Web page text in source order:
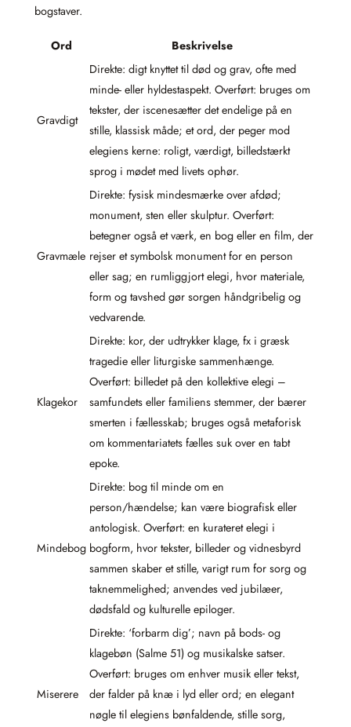
bogstaver.
Ord Beskrivelse
Gravdigt
Direkte: digt knyttet til død og grav, ofte med
minde- eller hyldestaspekt. Overført: bruges om
tekster, der iscenesætter det endelige på en
stille, klassisk måde; et ord, der peger mod
elegiens kerne: roligt, værdigt, billedstærkt
sprog i mødet med livets ophør.
Gravmæle
Direkte: fysisk mindesmærke over afdød;
monument, sten eller skulptur. Overført:
betegner også et værk, en bog eller en film, der
rejser et symbolsk monument for en person
eller sag; en rumliggjort elegi, hvor materiale,
form og tavshed gør sorgen håndgribelig og
vedvarende.
Klagekor
Direkte: kor, der udtrykker klage, fx i græsk
tragedie eller liturgiske sammenhænge.
Overført: billedet på den kollektive elegi –
samfundets eller familiens stemmer, der bærer
smerten i fællesskab; bruges også metaforisk
om kommentariatets fælles suk over en tabt
epoke.
Mindebog
Direkte: bog til minde om en
person/hændelse; kan være biografisk eller
antologisk. Overført: en kurateret elegi i
bogform, hvor tekster, billeder og vidnesbyrd
sammen skaber et stille, varigt rum for sorg og
taknemmelighed; anvendes ved jubilæer,
dødsfald og kulturelle epiloger.
Miserere
Direkte: ‘forbarm dig’; navn på bods- og
klagebøn (Salme 51) og musikalske satser.
Overført: bruges om enhver musik eller tekst,
der falder på knæ i lyd eller ord; en elegant
nøgle til elegiens bønfaldende, stille sorg,